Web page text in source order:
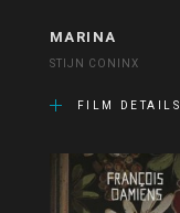
MARINA
STIJN CONINX
FILM DETAILS